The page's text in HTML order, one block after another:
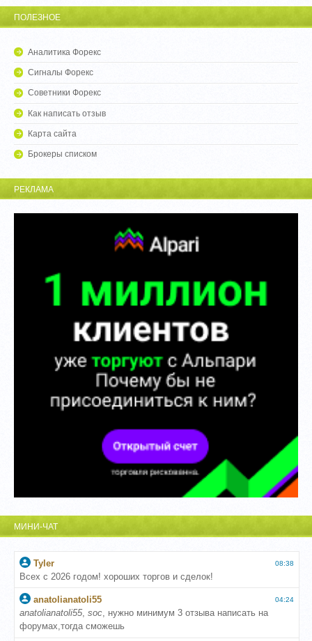
ПОЛЕЗНОЕ
Аналитика Форекс
Сигналы Форекс
Советники Форекс
Как написать отзыв
Карта сайта
Брокеры списком
РЕКЛАМА
МИНИ-ЧАТ